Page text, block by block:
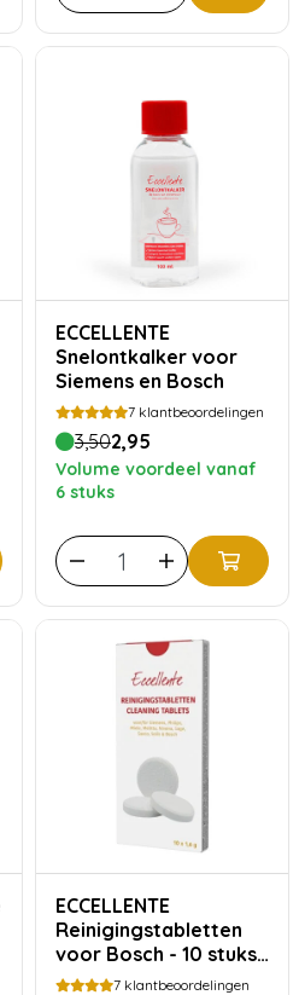
ECCELLENTE
Snelontkalker voor
Siemens en Bosch
7 klantbeoordelingen
3,502,95
Volume voordeel vanaf
6 stuks
ECCELLENTE
Reinigingstabletten
voor Bosch - 10 stuks
TCZ8001 | TCZ6001
7 klantbeoordelingen